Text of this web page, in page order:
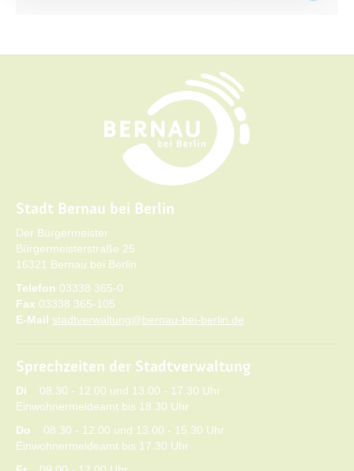
Stadt Bernau bei Berlin
Der Bürgermeister
Bürgermeisterstraße 25
16321 Bernau bei Berlin
Telefon 03338 365-0
Fax 03338 365-105
E-Mail stadtverwaltung@bernau-bei-berlin.de
Sprechzeiten der Stadtverwaltung
Di 08.30 - 12.00 und 13.00 - 17.30 Uhr
Einwohnermeldeamt bis 18.30 Uhr
Do 08.30 - 12.00 und 13.00 - 15.30 Uhr
Einwohnermeldeamt bis 17.30 Uhr